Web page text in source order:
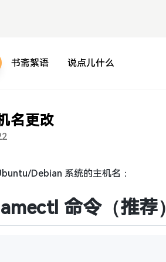
书斋絮语 说点儿什么
名更改
Debian 系统的主机名：
命令（推荐）